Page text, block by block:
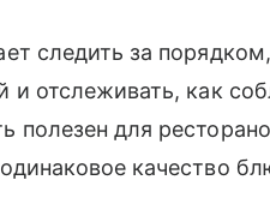
следить за
и отслеживать, как
полезен для
качество